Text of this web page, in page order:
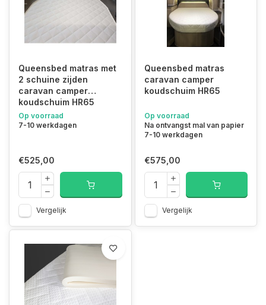
Queensbed matras met
2 schuine zijden
caravan camper
koudschuim HR65
Op voorraad
7-10 werkdagen
€525,00
Vergelijk
Queensbed matras
caravan camper
koudschuim HR65
Op voorraad
Na ontvangst mal van papier
7-10 werkdagen
€575,00
Vergelijk